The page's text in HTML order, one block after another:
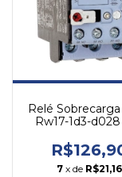
Relé
Rw17-1d3-d028
7 x de R$21,16